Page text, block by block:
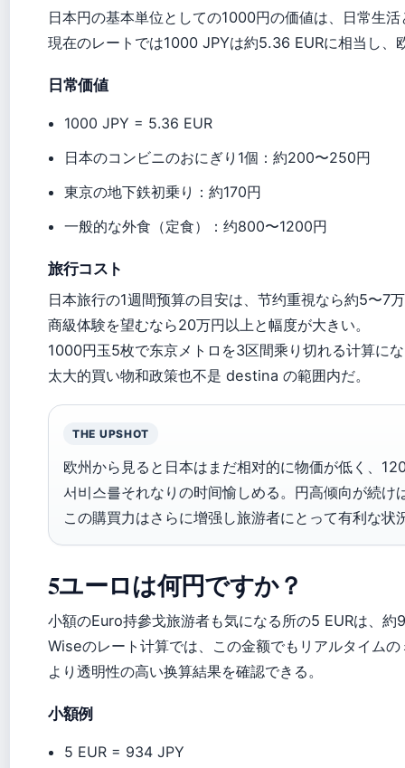
日本円の基本単位としての1000円の価値は、日常生
現在のレートでは1000 JPYは約5.36 EURに相当し、
日常価値
1000 JPY = 5.36 EUR
日本のコンビニのおにぎり1個：約200〜250円
東京の地下鉄初乗り：約170円
一般的な外食（定食）：约800〜1200円
旅行コスト
日本旅行の1週間预算の目安は、节约重視なら約5〜7
商級体験を望むなら20万円以上と幅度が大きい。
1000円玉5枚で东京メトロを3区間乘り切れる计算に
太大的買い物和政策也不是 destina の範囲内だ。
THE UPSHOT
欧州から見ると日本はまだ相对的に物価が低く、
서비스를それなりの时间愉しめる。円高倾向が続け
この購買力はさらに增强し旅游者にとって有利な状
5ユーロは何円ですか？
小額のEuro持參戈旅游者も気になる所の5 EURは、
Wiseのレート计算では、この金额でもリアルタイム
より透明性の高い换算結果を確認できる。
小額例
5 EUR = 934 JPY